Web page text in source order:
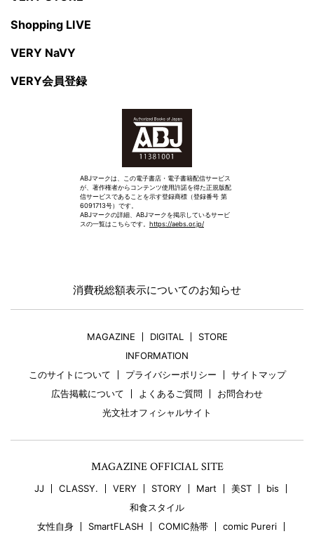
Shopping LIVE
VERY NaVY
VERY会員登録
ABJマークは、この電子書店・電子書籍配信サービス
が、著作権者からコンテンツ使用許諾を得た正規版配
信サービスであることを示す登録商標（登録番号 第
6091713号）です。
ABJマークの詳細、ABJマークを掲示しているサービ
スの一覧はこちらです。 https://aebs.or.jp/
消費税総額表示についてのお知らせ
MAGAZINE DIGITAL
STORE
INFORMATION
このサイトについて
プライバシーポリシー
サイトマップ
広告掲載について
よくあるご質問
お問合わせ
光文社オフィシャルサイト
MAGAZINE OFFICIAL SITE
JJ CLASSY. VERY STORY Mart 美ST
bis
和食スタイル
女性自身
SmartFLASH COMIC熱帯
comic Pureri